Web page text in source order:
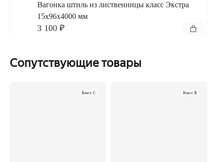
Вагонка штиль из лиственницы класс Экстра
15x96x4000 мм
3 100 ₽
Сопутствующие товары
Класс C Класс B